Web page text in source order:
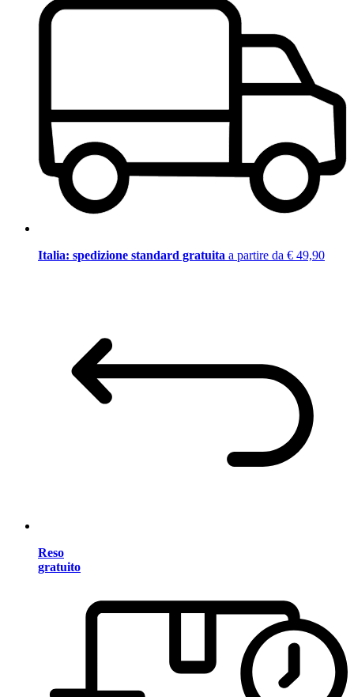
Italia: spedizione standard gratuita a partire da € 49,90
Reso
gratuito